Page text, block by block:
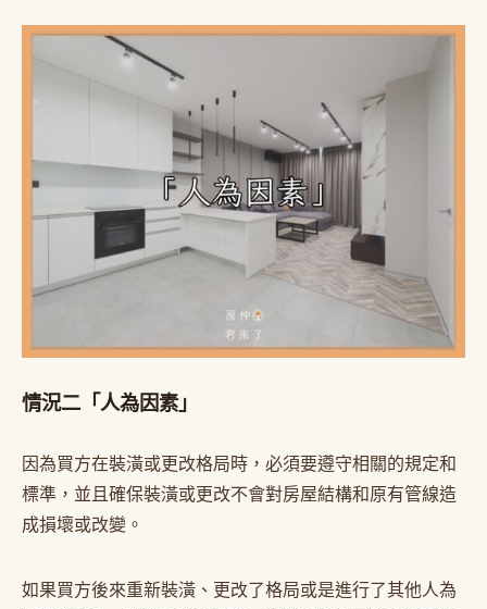
情況二「人為因素」
因為買方在裝潢或更改格局時，必須要遵守相關的規定和
標準，並且確保裝潢或更改不會對房屋結構和原有管線造
成損壞或改變。
如果買方後來重新裝潢、更改了格局或是進行了其他人為